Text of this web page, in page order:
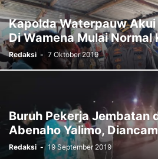
RELIGI SOCCER SORONG
SPORTS STTP MANOKWARI SUARA
TAK BERKATEGORI TAMBRAUW
TELUK WONDAMA TIMIKA
Kapolda Waterpauw
Di Wamena Mulai Normal
Redaksi - 7 Oktober 2019
Buruh Pekerja Jembatan
Abenaho Yalimo,
Redaksi - 19 September 2019